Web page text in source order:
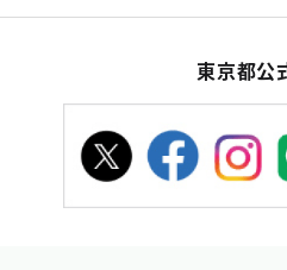
東京都公